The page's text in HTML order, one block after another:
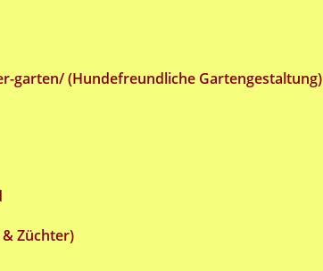
garten/ (Hundefreundliche Gartengestaltung)
Züchter)